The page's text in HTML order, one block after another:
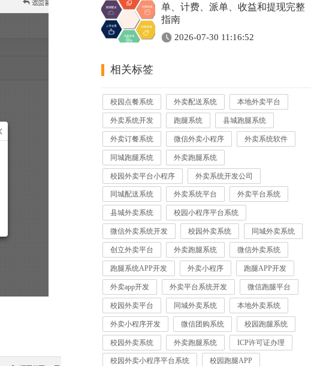
单、计费、派单、收益和提现完整
指南
2026-07-30 11:16:52
相关标签
校园点餐系统 外卖配送系统 本地外卖平台
外卖系统开发 跑腿系统 县城跑腿系统
外卖订餐系统 微信外卖小程序 外卖系统软件
同城跑腿系统 外卖跑腿系统
校园外卖平台小程序 外卖系统开发公司
同城配送系统 外卖系统平台 外卖平台系统
县城外卖系统 校园小程序平台系统
微信外卖系统开发 校园外卖系统 同城外卖系统
创立外卖平台 外卖跑腿系统 微信外卖系统
跑腿系统APP开发 外卖小程序 跑腿APP开发
外卖app开发 外卖平台系统开发 微信跑腿平台
校园外卖平台 同城外卖系统 本地外卖系统
外卖小程序开发 微信团购系统 校园跑腿系统
校园外卖系统 外卖跑腿系统 ICP许可证办理
校园外卖小程序平台系统 校园跑腿APP